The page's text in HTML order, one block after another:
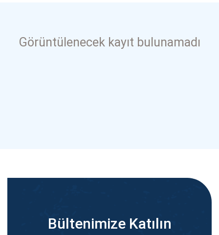
Görüntülenecek kayıt bulunamadı
Bültenimize Katılın